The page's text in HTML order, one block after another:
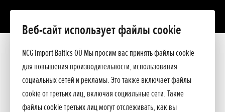
Веб-сайт использует файлы cookie
NCG Import Baltics OÜ Мы просим вас принять файлы cookie
для повышения производительности, использования
социальных сетей и рекламы. Это также включает файлы
cookie от третьих лиц, включая социальные сети. Такие
файлы cookie третьих лиц могут отслеживать, как вы